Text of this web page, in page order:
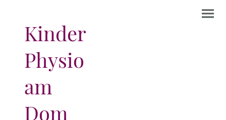
Kinder
Physio
am
Dom